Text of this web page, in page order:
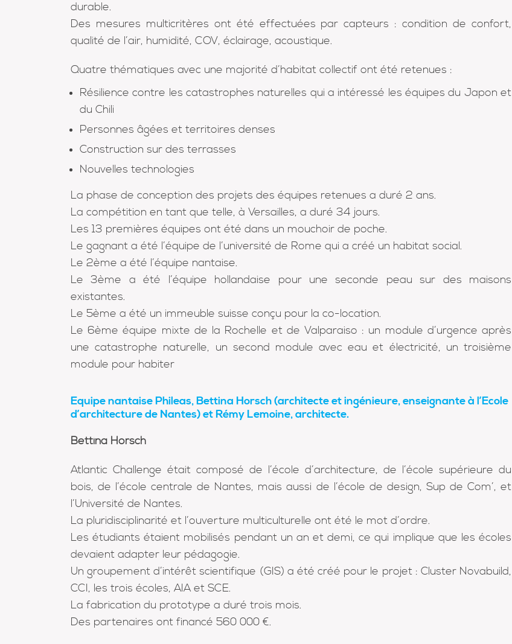
durable.
Des mesures multicritères ont été effectuées par capteurs : condition de confort,
qualité de l’air, humidité, COV, éclairage, acoustique.
Quatre thématiques avec une majorité d’habitat collectif ont été retenues :
Résilience contre les catastrophes naturelles qui a intéressé les équipes du Japon et
du Chili
Personnes âgées et territoires denses
Construction sur des terrasses
Nouvelles technologies
La phase de conception des projets des équipes retenues a duré 2 ans.
La compétition en tant que telle, à Versailles, a duré 34 jours.
Les 13 premières équipes ont été dans un mouchoir de poche.
Le gagnant a été l’équipe de l’université de Rome qui a créé un habitat social.
Le 2ème a été l’équipe nantaise.
Le 3ème a été l’équipe hollandaise pour une seconde peau sur des maisons
existantes.
Le 5ème a été un immeuble suisse conçu pour la co-location.
Le 6ème équipe mixte de la Rochelle et de Valparaiso : un module d’urgence après
une catastrophe naturelle, un second module avec eau et électricité, un troisième
module pour habiter
Equipe nantaise Phileas, Bettina Horsch (architecte et ingénieure, enseignante à l’Ecole
d’architecture de Nantes) et Rémy Lemoine, architecte.
Bettina Horsch
Atlantic Challenge était composé de l’école d’architecture, de l’école supérieure du
bois, de l’école centrale de Nantes, mais aussi de l’école de design, Sup de Com’, et
l’Université de Nantes.
La pluridisciplinarité et l’ouverture multiculturelle ont été le mot d’ordre.
Les étudiants étaient mobilisés pendant un an et demi, ce qui implique que les écoles
devaient adapter leur pédagogie.
Un groupement d’intérêt scientifique (GIS) a été créé pour le projet : Cluster Novabuild,
CCI, les trois écoles, AIA et SCE.
La fabrication du prototype a duré trois mois.
Des partenaires ont financé 560 000 €.